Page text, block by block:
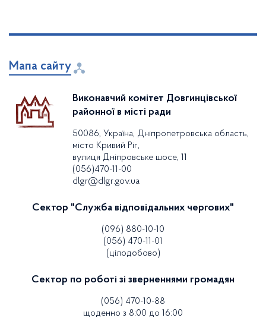
Мапа сайту
Виконавчий комітет Довгинцівської
районної в місті ради
50086, Україна, Дніпропетровська область,
місто Кривий Ріг,
вулиця Дніпровське шосе, 11
(056)470-11-00
dlgr@dlgr.gov.ua
Сектор "Служба відповідальних чергових"
(096) 880-10-10
(056) 470-11-01
(цілодобово)
Сектор по роботі зі зверненнями громадян
(056) 470-10-88
щоденно з 8:00 до 16:00